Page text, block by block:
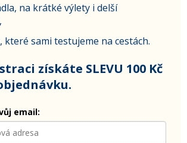
na krátké výlety i delší
které sami testujeme na cestách.
získáte SLEVU 100 Kč
email: